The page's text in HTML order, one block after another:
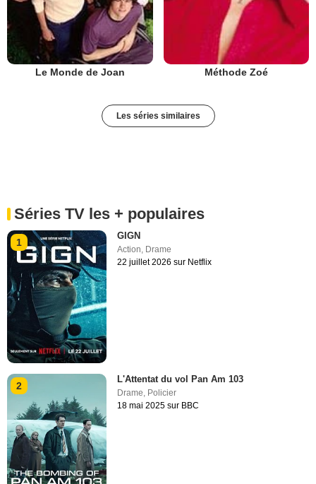
Le Monde de Joan Méthode Zoé
Les séries similaires
Séries TV les + populaires
1
GIGN
Action, Drame
22 juillet 2026 sur Netflix
2
L'Attentat du vol Pan Am 103
Drame, Policier
18 mai 2025 sur BBC